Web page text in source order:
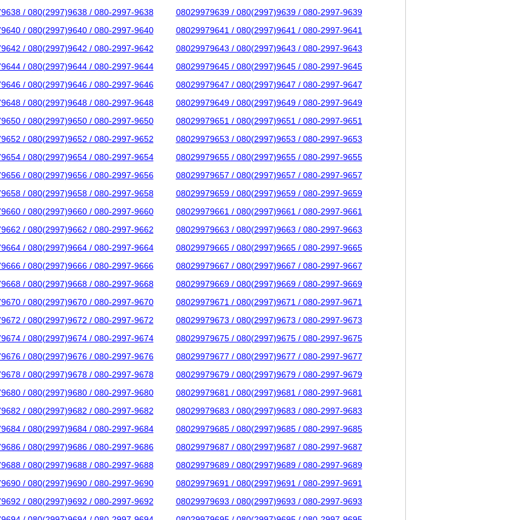
/ 080(2997)9638 / 080-2997-9638
08029979639 / 080(2997)9639 / 080-2997-9639
/ 080(2997)9640 / 080-2997-9640
08029979641 / 080(2997)9641 / 080-2997-9641
/ 080(2997)9642 / 080-2997-9642
08029979643 / 080(2997)9643 / 080-2997-9643
/ 080(2997)9644 / 080-2997-9644
08029979645 / 080(2997)9645 / 080-2997-9645
/ 080(2997)9646 / 080-2997-9646
08029979647 / 080(2997)9647 / 080-2997-9647
/ 080(2997)9648 / 080-2997-9648
08029979649 / 080(2997)9649 / 080-2997-9649
/ 080(2997)9650 / 080-2997-9650
08029979651 / 080(2997)9651 / 080-2997-9651
/ 080(2997)9652 / 080-2997-9652
08029979653 / 080(2997)9653 / 080-2997-9653
/ 080(2997)9654 / 080-2997-9654
08029979655 / 080(2997)9655 / 080-2997-9655
/ 080(2997)9656 / 080-2997-9656
08029979657 / 080(2997)9657 / 080-2997-9657
/ 080(2997)9658 / 080-2997-9658
08029979659 / 080(2997)9659 / 080-2997-9659
/ 080(2997)9660 / 080-2997-9660
08029979661 / 080(2997)9661 / 080-2997-9661
/ 080(2997)9662 / 080-2997-9662
08029979663 / 080(2997)9663 / 080-2997-9663
/ 080(2997)9664 / 080-2997-9664
08029979665 / 080(2997)9665 / 080-2997-9665
/ 080(2997)9666 / 080-2997-9666
08029979667 / 080(2997)9667 / 080-2997-9667
/ 080(2997)9668 / 080-2997-9668
08029979669 / 080(2997)9669 / 080-2997-9669
/ 080(2997)9670 / 080-2997-9670
08029979671 / 080(2997)9671 / 080-2997-9671
/ 080(2997)9672 / 080-2997-9672
08029979673 / 080(2997)9673 / 080-2997-9673
/ 080(2997)9674 / 080-2997-9674
08029979675 / 080(2997)9675 / 080-2997-9675
/ 080(2997)9676 / 080-2997-9676
08029979677 / 080(2997)9677 / 080-2997-9677
/ 080(2997)9678 / 080-2997-9678
08029979679 / 080(2997)9679 / 080-2997-9679
/ 080(2997)9680 / 080-2997-9680
08029979681 / 080(2997)9681 / 080-2997-9681
/ 080(2997)9682 / 080-2997-9682
08029979683 / 080(2997)9683 / 080-2997-9683
/ 080(2997)9684 / 080-2997-9684
08029979685 / 080(2997)9685 / 080-2997-9685
/ 080(2997)9686 / 080-2997-9686
08029979687 / 080(2997)9687 / 080-2997-9687
/ 080(2997)9688 / 080-2997-9688
08029979689 / 080(2997)9689 / 080-2997-9689
/ 080(2997)9690 / 080-2997-9690
08029979691 / 080(2997)9691 / 080-2997-9691
/ 080(2997)9692 / 080-2997-9692
08029979693 / 080(2997)9693 / 080-2997-9693